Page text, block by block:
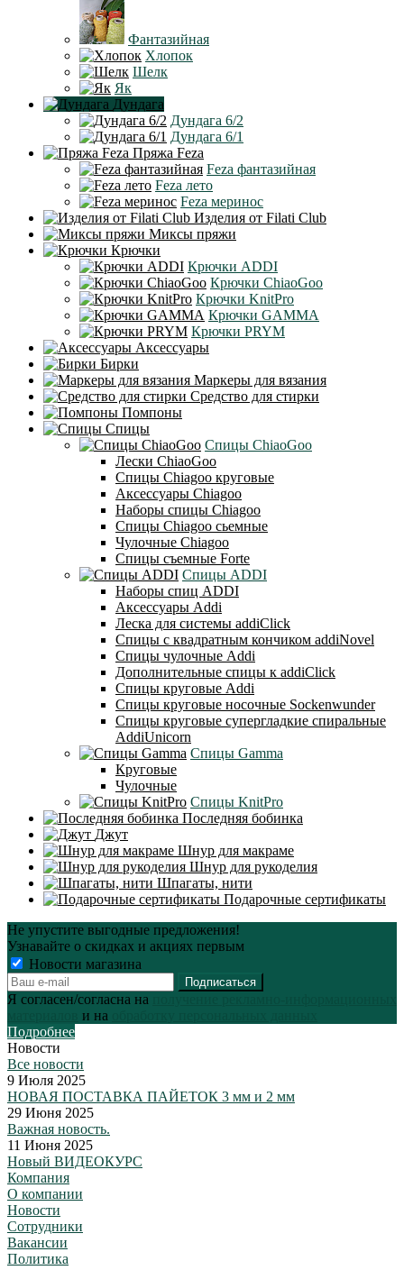
Фантазийная
Хлопок
Шелк
Як
Дундага
Дундага 6/2
Дундага 6/1
Пряжа Feza
Feza фантазийная
Feza лето
Feza меринос
Изделия от Filati Club
Миксы пряжи
Крючки
Крючки ADDI
Крючки ChiaoGoo
Крючки KnitPro
Крючки GAMMA
Крючки PRYM
Аксессуары
Бирки
Маркеры для вязания
Средство для стирки
Помпоны
Спицы
Спицы ChiaoGoo
Лески ChiaoGoo
Cпицы Сhiagoo круговые
Аксессуары Chiagoo
Наборы спицы Chiagoo
Спицы Chiagoo сьемные
Чулочные Chiagoo
Спицы съемные Forte
Спицы ADDI
Наборы спиц ADDI
Аксессуары Addi
Леска для системы addiClick
Спицы с квадратным кончиком addiNovel
Спицы чулочные Addi
Дополнительные спицы к addiClick
Спицы круговые Addi
Спицы круговые носочные Sockenwunder
Спицы круговые супергладкие спиральные
AddiUnicorn
Спицы Gamma
Круговые
Чулочные
Спицы KnitPro
Последняя бобинка
Джут
Шнур для макраме
Шнур для рукоделия
Шпагаты, нити
Подарочные сертификаты
Не упустите выгодные предложения!
Узнавайте о скидках и акциях первым
Новости магазина
Я согласен/согласна на
и на
Подробнее
Новости
Все новости
9 Июля 2025
НОВАЯ ПОСТАВКА ПАЙЕТОК 3 мм и 2 мм
29 Июня 2025
Важная новость.
11 Июня 2025
Новый ВИДЕОКУРС
Компания
О компании
Новости
Сотрудники
Вакансии
Политика